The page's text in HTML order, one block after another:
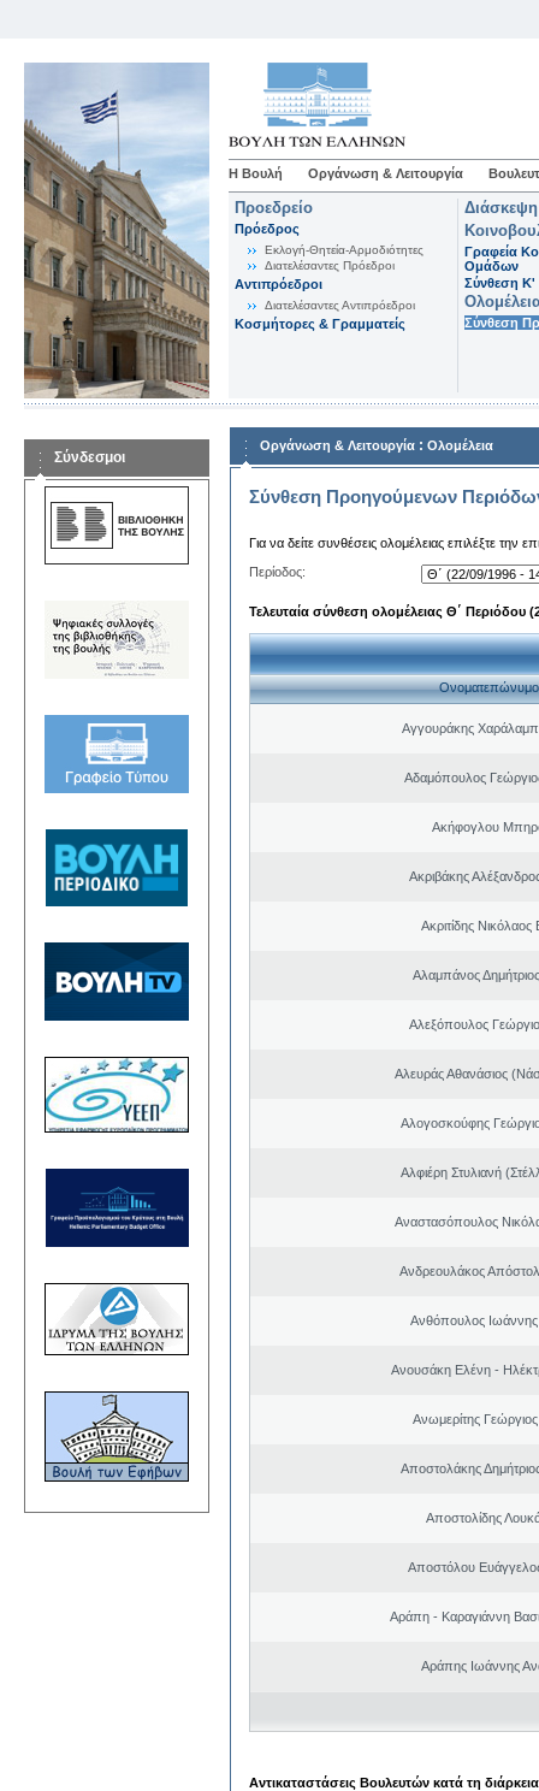
Η Βουλή Οργάνωση & Λειτουργία
Προεδρείο
Πρόεδρος
Εκλογή-Θητεία-Αρμοδιότητες
Διατελέσαντες Πρόεδροι
Αντιπρόεδροι
Διατελέσαντες Αντιπρόεδροι
Κοσμήτορες & Γραμματείς
Γραφεία
Ομάδων
Σύνθεση K'
Σύνθεση
Σύνδεσμοι
Οργάνωση & Λειτουργία : Ολομέλεια
Σύνθεση Προηγούμενων
Για να δείτε συνθέσεις ολομέλειας επιλέξτε την
Περίοδος:
Τελευταία σύνθεση ολομέλειας Θ΄ Περιόδου
Ονοματεπώνυμο
Αγγουράκης
Αδαμόπουλος
Ακήφογλου
Ακριβάκης
Ακριτίδης Νικόλαος
Αλαμπάνος
Αλεξόπουλος
Αλευράς Αθανάσιος
Αλογοσκούφης
Αλφιέρη Στυλιανή
Αναστασόπουλος
Ανδρεουλάκος
Ανθόπουλος Ιωάννης
Ανουσάκη Ελένη -
Ανωμερίτης
Αποστολάκης
Αποστολίδης
Αποστόλου
Αράπη - Καραγιάννη
Αράπης Ιωάννης
Αντικαταστάσεις Βουλευτών κατά τη